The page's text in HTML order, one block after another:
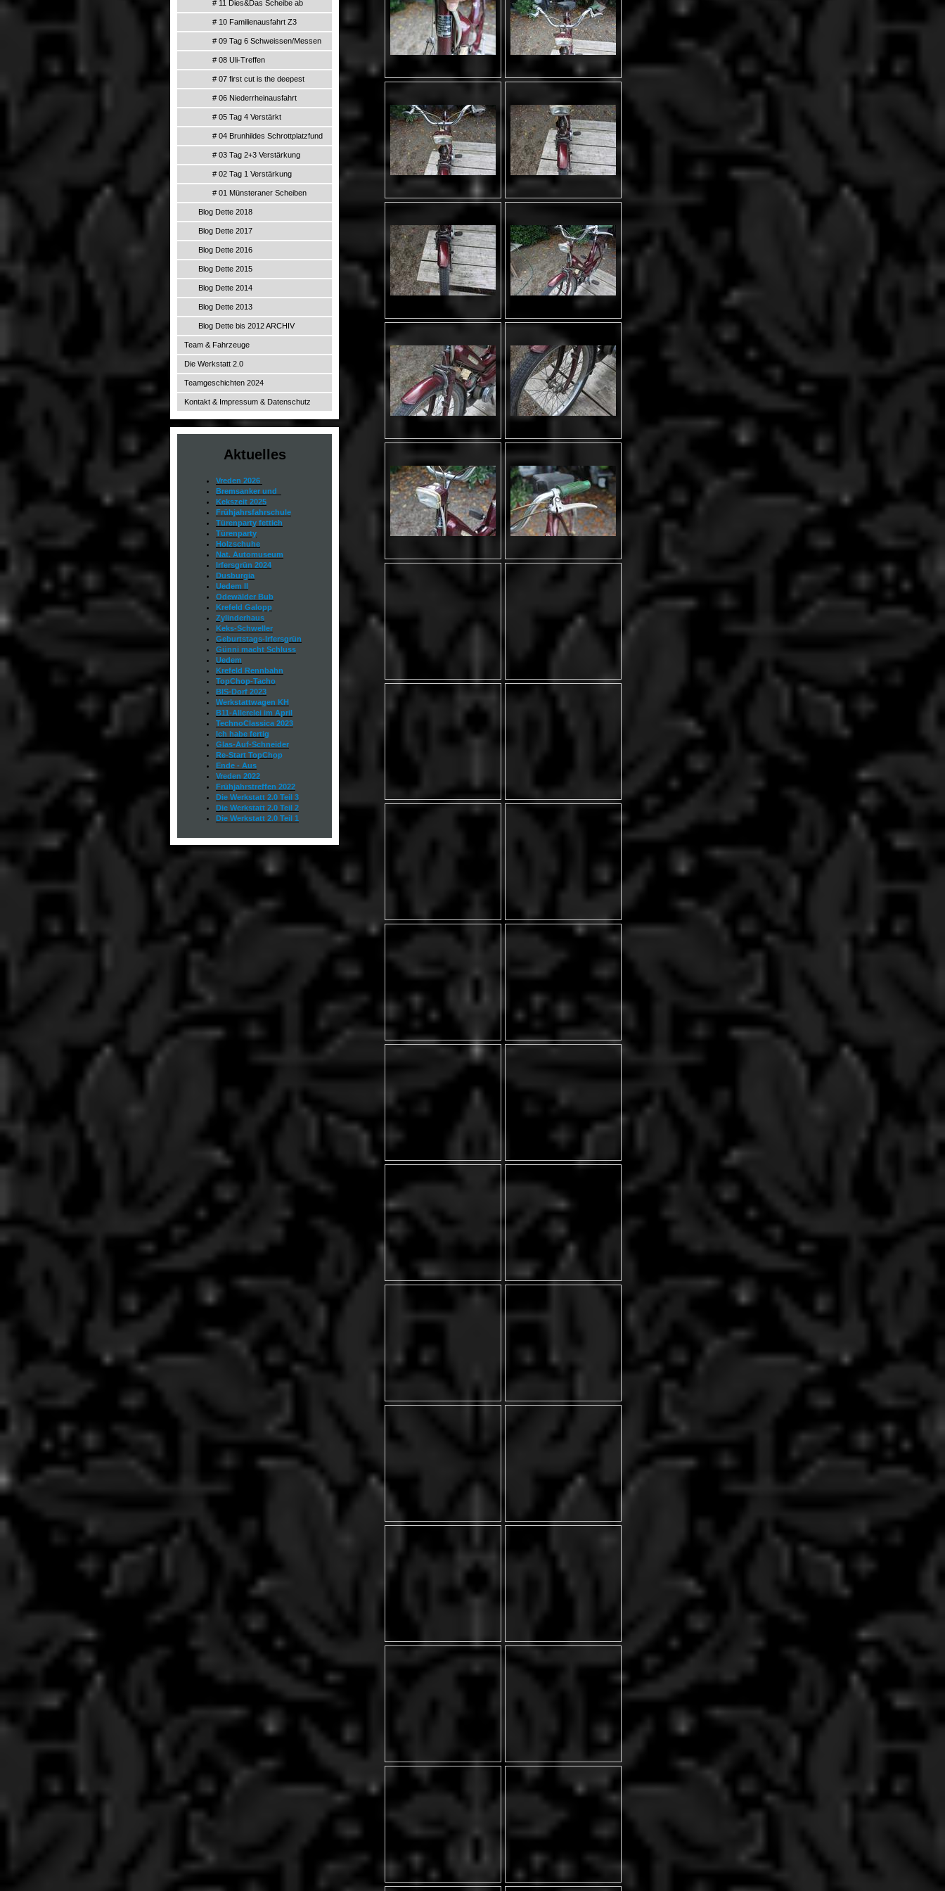
# 11 Dies&Das Scheibe ab
# 10 Familienausfahrt Z3
# 09 Tag 6 Schweissen/Messen
# 08 Uli-Treffen
# 07 first cut is the deepest
# 06 Niederrheinausfahrt
# 05 Tag 4 Verstärkt
# 04 Brunhildes Schrottplatzfund
# 03 Tag 2+3 Verstärkung
# 02 Tag 1 Verstärkung
# 01 Münsteraner Scheiben
Blog Dette 2018
Blog Dette 2017
Blog Dette 2016
Blog Dette 2015
Blog Dette 2014
Blog Dette 2013
Blog Dette bis 2012 ARCHIV
Team & Fahrzeuge
Die Werkstatt 2.0
Teamgeschichten 2024
Kontakt & Impressum & Datenschutz
Aktuelles
Vreden 2026
Bremsanker und
Kekszeit 2025
Frühjahrsfahrschule
Türenparty fettich
Türenparty
Holzschuhe
Nat. Automuseum
Irfersgrün 2024
Dusburgia
Uedem II
Odewälder Bub
Krefeld Galopp
Zylinderhaus
Keks-Schweller
Geburtstags-Irfersgrün
Günni macht Schluss
Uedem
Krefeld Rennbahn
TopChop-Tacho
BIS-Dorf 2023
Werkstattwagen KH
B11-Allerelei im April
TechnoClassica 2023
Ich habe fertig
Glas-Auf-Schneider
Re-Start TopChop
Ende - Aus
Vreden 2022
Frühjahrstreffen 2022
Die Werkstatt 2.0 Teil 3
Die Werkstatt 2.0 Teil 2
Die Werkstatt 2.0 Teil 1